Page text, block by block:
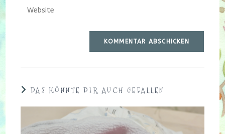
Kommentieren
Mail-
Gib
DAS KÖNNTE DIR AUCH GEFALLEN